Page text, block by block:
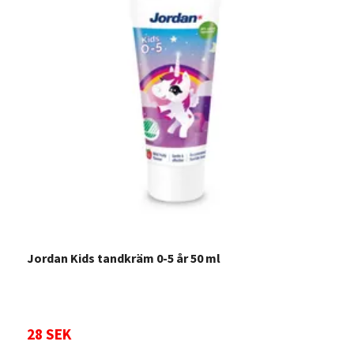
Jordan Kids tandkräm 0-5 år 50 ml
28 SEK